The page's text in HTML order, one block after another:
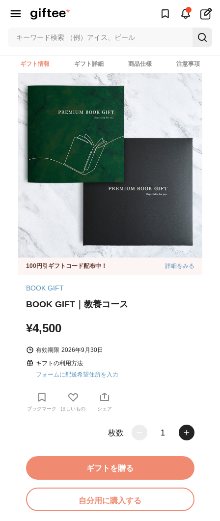
ギフト情報 ギフト詳細 商品仕様 注意事項
100円引ギフトコード配布中！ 詳細をみる
BOOK GIFT
BOOK GIFT｜教養コース
¥4,500
有効期限 2026年9月30日
ギフトの利用方法
フォームに配送希望住所を入力
ブックマーク ほしいもの シェア
枚数 1
ギフトを贈る
自分用に購入する